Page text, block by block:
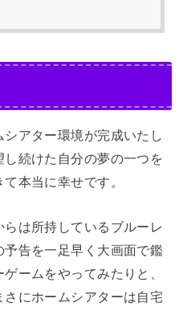
アター環境が完成いたし
続けた自分の夢の一つを
本当に幸せです。
は所持しているブルーレ
告を一足早く大画面で鑑
ームをやってみたりと、
にホームシアターは自宅